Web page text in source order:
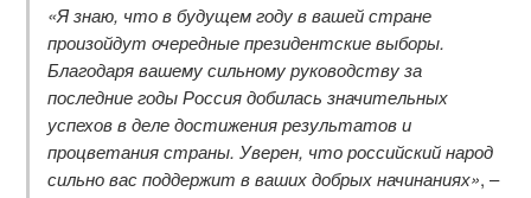
«Я знаю, что в будущем году в вашей стране
произойдут очередные президентские выборы.
Благодаря вашему сильному руководству за
последние годы Россия добилась значительных
успехов в деле достижения результатов и
процветания страны. Уверен, что российский народ
сильно вас поддержит в ваших добрых начинаниях», –